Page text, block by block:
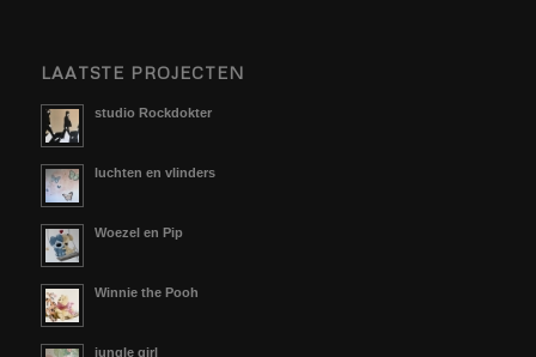
LAATSTE PROJECTEN
studio Rockdokter
luchten en vlinders
Woezel en Pip
Winnie the Pooh
jungle girl